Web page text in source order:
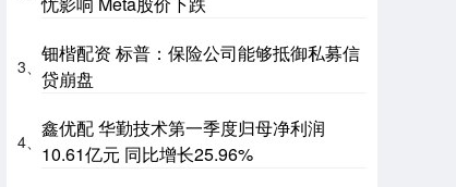
3、
钿楷配资 标普：保险公司能够抵御私募信
贷崩盘
4、
鑫优配 华勤技术第一季度归母净利润
10.61亿元 同比增长25.96%